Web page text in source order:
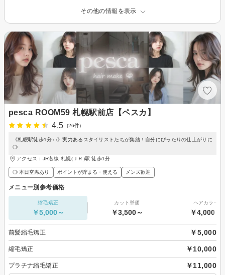
その他の情報を表示
pesca ROOM59 札幌駅前店【ペスカ】
4.5
(26件)
《札幌駅徒歩1分♪♪》実力あるスタイリストたちが集結！自分にぴったりの仕上がりに
◎
アクセス：JR各線 札幌(ＪＲ)駅 徒歩1分
◎ 本日空席あり ポイントが貯まる・使える メンズ歓迎
メニュー別参考価格
縮毛矯正
￥5,000～
カット単価
￥3,500～
ヘアカラー
￥4,000～
前髪縮毛矯正 ￥5,000
縮毛矯正 ￥10,000
プラチナ縮毛矯正 ￥11,000